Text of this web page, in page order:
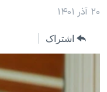
جهشورزشی
جام جهانی ۲۰۲۶
بایگانی برنامه‌های
فرکانس‌های صدای
پخش رادیویی
۲۰ آذر ۱۴۰۱
اشتراک